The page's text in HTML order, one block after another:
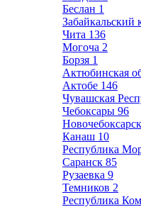
Беслан 1
Забайкальский
Чита 136
Могоча 2
Борзя 1
Актюбинская
Актобе 146
Чувашская
Чебоксары 96
Новочебоксарск
Канаш 10
Республика
Саранск 85
Рузаевка 9
Темников 2
Республика